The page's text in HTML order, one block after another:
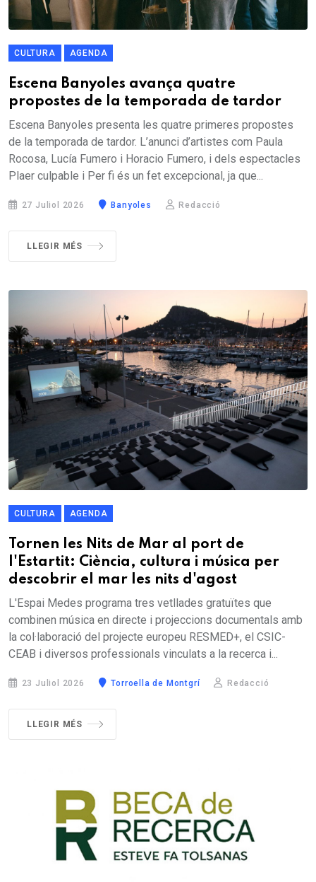
CULTURA AGENDA
Escena Banyoles avança quatre
propostes de la temporada de tardor
Escena Banyoles presenta les quatre primeres propostes
de la temporada de tardor. L’anunci d’artistes com Paula
Rocosa, Lucía Fumero i Horacio Fumero, i dels espectacles
Plaer culpable i Per fi és un fet excepcional, ja que...
27 Juliol 2026 Banyoles Redacció
LLEGIR MÉS
CULTURA AGENDA
Tornen les Nits de Mar al port de
l'Estartit: Ciència, cultura i música per
descobrir el mar les nits d'agost
L'Espai Medes programa tres vetllades gratuïtes que
combinen música en directe i projeccions documentals amb
la col·laboració del projecte europeu RESMED+, el CSIC-
CEAB i diversos professionals vinculats a la recerca i...
23 Juliol 2026 Torroella de Montgrí Redacció
LLEGIR MÉS